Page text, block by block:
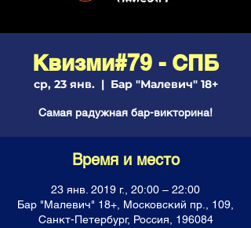
Квизми#79 - СПБ
ср, 23 янв.
  |
Бар "Малевич" 18+
Самая радужная бар-викторина!
Время и место
23 янв. 2019 г., 20:00 – 22:00
Бар "Малевич" 18+, Московский пр., 109,
Санкт-Петербург, Россия, 196084